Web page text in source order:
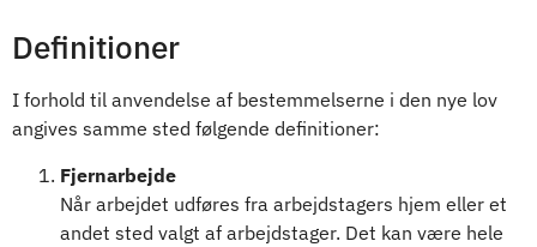
Definitioner
I forhold til anvendelse af bestemmelserne i den nye lov
angives samme sted følgende definitioner:
Fjernarbejde
Når arbejdet udføres fra arbejdstagers hjem eller et
andet sted valgt af arbejdstager. Det kan være hele